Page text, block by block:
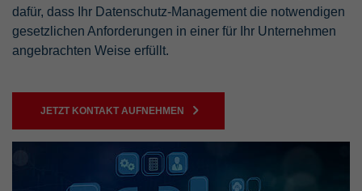
dafür, dass Ihr Datenschutz-Management die notwendigen
gesetzlichen Anforderungen in einer für Ihr Unternehmen
angebrachten Weise erfüllt.
JETZT KONTAKT AUFNEHMEN